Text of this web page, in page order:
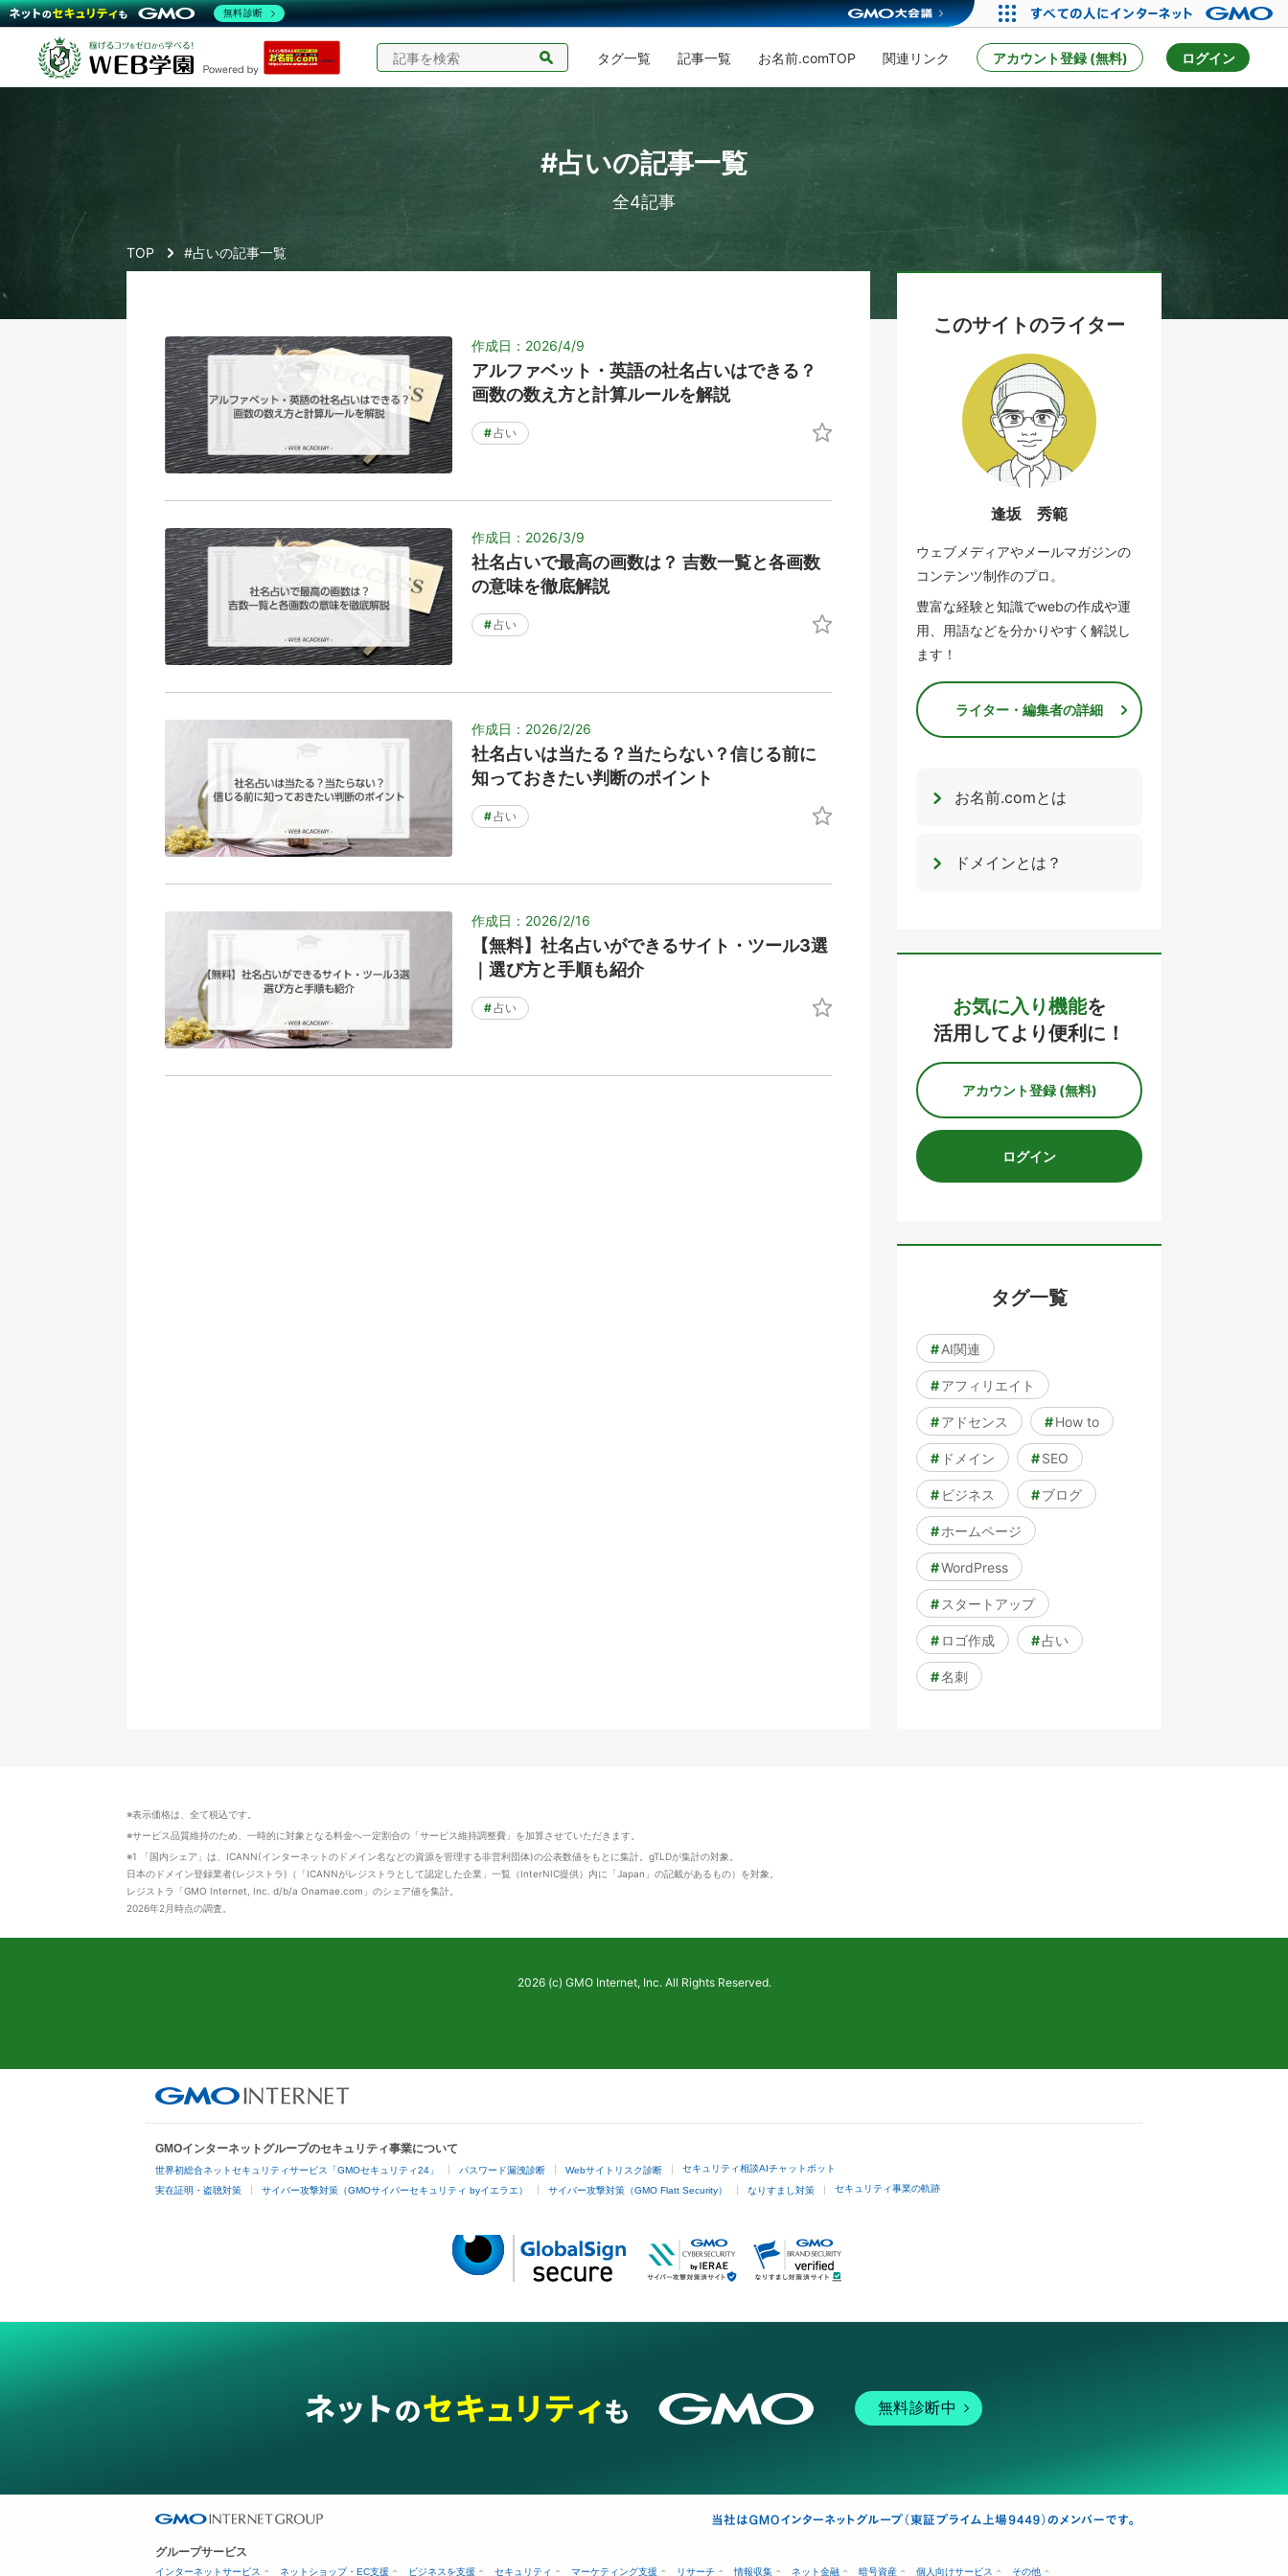
タグ一覧 記事一覧 お名前.comTOP 関連リンク アカウント登録 (無料) ログイン
#占いの記事一覧
全4記事
TOP #占いの記事一覧
作成日：2026/4/9
アルファベット・英語の社名占いはできる？
画数の数え方と計算ルールを解説
#占い
作成日：2026/3/9
社名占いで最高の画数は？ 吉数一覧と各画数
の意味を徹底解説
#占い
作成日：2026/2/26
社名占いは当たる？当たらない？信じる前に
知っておきたい判断のポイント
#占い
作成日：2026/2/16
【無料】社名占いができるサイト・ツール3選
｜選び方と手順も紹介
#占い
このサイトのライター
逢坂 秀範
ウェブメディアやメールマガジンの
コンテンツ制作のプロ。
豊富な経験と知識でwebの作成や運
用、用語などを分かりやすく解説し
ます！
ライター・編集者の詳細
お名前.comとは
ドメインとは？
お気に入り機能を
活用してより便利に！
アカウント登録 (無料)
ログイン
タグ一覧
#AI関連
#アフィリエイト
#アドセンス #How to
# ドメイン #SEO
# ビジネス #ブログ
#ホームページ
#WordPress
# スタートアップ
# ロゴ作成 #占い
#名刺
※表示価格は、全て税込です。
※サービス品質維持のため、一時的に対象となる料金へ一定割合の「サービス維持調整費」を加算させていただきます。
※1 「国内シェア」は、ICANN(インターネットのドメイン名などの資源を管理する非営利団体)の公表数値をもとに集計。gTLDが集計の対象。
日本のドメイン登録業者(レジストラ)（「ICANNがレジストラとして認定した企業」一覧（InterNIC提供）内に「Japan」の記載があるもの）を対象。
レジストラ「GMO Internet, Inc. d/b/a Onamae.com」のシェア値を集計。
2026年2月時点の調査。
2026 (c) GMO Internet, Inc. All Rights Reserved.
GMOインターネットグループのセキュリティ事業について
世界初総合ネットセキュリティサービス「GMOセキュリティ24」 パスワード漏洩診断 Webサイトリスク診断 セキュリティ相談AIチャットボット
実在証明・盗聴対策 サイバー攻撃対策（GMOサイバーセキュリティ byイエラエ） サイバー攻撃対策（GMO Flatt Security） なりすまし対策 セキュリティ事業の軌跡
無料診断中
グループサービス
インターネットサービス ネットショップ・EC支援 ビジネスを支援 セキュリティ マーケティング支援 リサーチ 情報収集 ネット金融 暗号資産 個人向けサービス その他
無料診断